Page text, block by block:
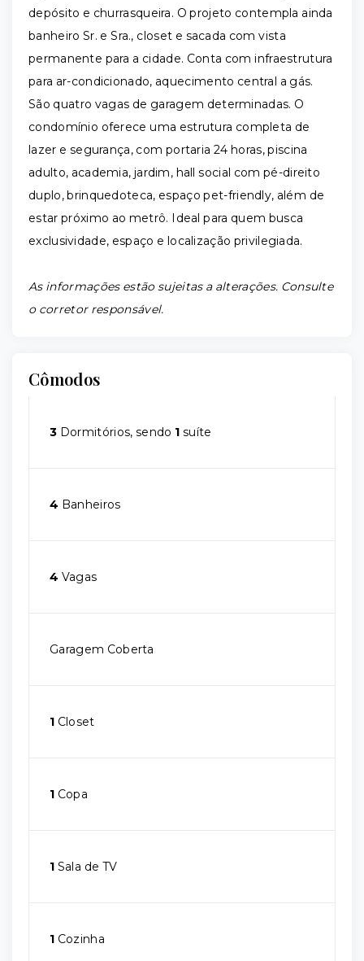
depósito e churrasqueira. O projeto contempla ainda
banheiro Sr. e Sra., closet e sacada com vista
permanente para a cidade. Conta com infraestrutura
para ar-condicionado, aquecimento central a gás.
São quatro vagas de garagem determinadas. O
condomínio oferece uma estrutura completa de
lazer e segurança, com portaria 24 horas, piscina
adulto, academia, jardim, hall social com pé-direito
duplo, brinquedoteca, espaço pet-friendly, além de
estar próximo ao metrô. Ideal para quem busca
exclusividade, espaço e localização privilegiada.
As informações estão sujeitas a alterações. Consulte
o corretor responsável.
Cômodos
3 Dormitórios, sendo 1 suíte
4 Banheiros
4 Vagas
Garagem Coberta
1 Closet
1 Copa
1 Sala de TV
1 Cozinha